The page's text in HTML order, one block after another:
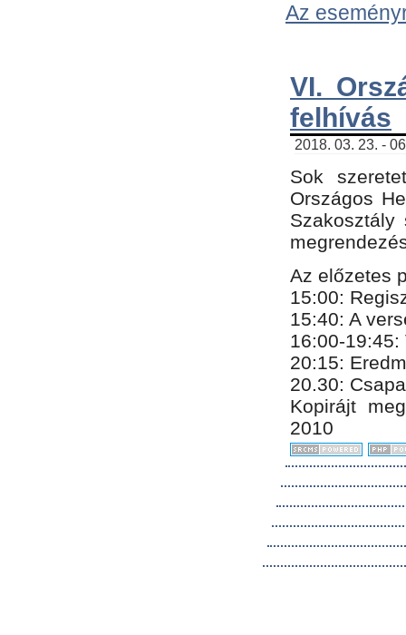
Az
VI.
felhívás
2018. 03. 23. -
Sok
Országos
Az előzetes
15:00:
15:40: A
16:00-19:45:
20:​15​:
​20.30:
Kopirájt
2010